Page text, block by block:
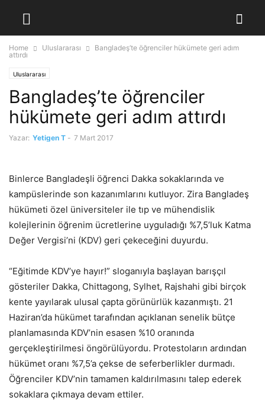
Home Uluslararası
Bangladeş’te öğrenciler hükümete geri adım
attırdı
Uluslararası
Bangladeş’te öğrenciler
hükümete geri adım attırdı
Yazar: Yetigen T - 7 Mart 2017
Binlerce Bangladeşli öğrenci Dakka sokaklarında ve
kampüslerinde son kazanımlarını kutluyor. Zira Bangladeş
hükümeti özel üniversiteler ile tıp ve mühendislik
kolejlerinin öğrenim ücretlerine uyguladığı %7,5’luk Katma
Değer Vergisi’ni (KDV) geri çekeceğini duyurdu.
“Eğitimde KDV’ye hayır!” sloganıyla başlayan barışçıl
gösteriler Dakka, Chittagong, Sylhet, Rajshahi gibi birçok
kente yayılarak ulusal çapta görünürlük kazanmıştı. 21
Haziran’da hükümet tarafından açıklanan senelik bütçe
planlamasında KDV’nin esasen %10 oranında
gerçekleştirilmesi öngörülüyordu. Protestoların ardından
hükümet oranı %7,5’a çekse de seferberlikler durmadı.
Öğrenciler KDV’nin tamamen kaldırılmasını talep ederek
sokaklara çıkmaya devam ettiler.